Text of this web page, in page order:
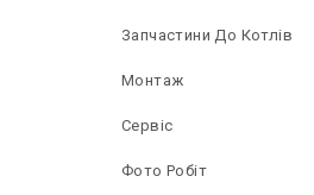
Запчастини До Котлів
Монтаж
Сервіс
Фото Робіт